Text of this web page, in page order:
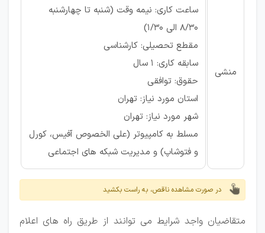
منشی
ساعت کاری: نیمه وقت (شنبه تا چهارشنبه
8/30 الی 1/30)
مقطع تحصیلی: کارشناسی
سابقه کاری: ۱ سال
حقوق: توافقی
استان مورد نیاز: تهران
شهر مورد نیاز: تهران
مسلط به کامپیوتر (علی الخصوص آفیس، کورل
و فتوشاپ) و مدیریت شبکه های اجتماعی
در صورت مشاهده ناقص، به راست بکشید
متقاضیان واجد شرایط می توانند از طریق راه های اعلام